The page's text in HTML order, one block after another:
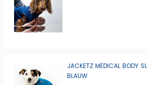
JACKETZ MEDICAL BODY
BLAUW